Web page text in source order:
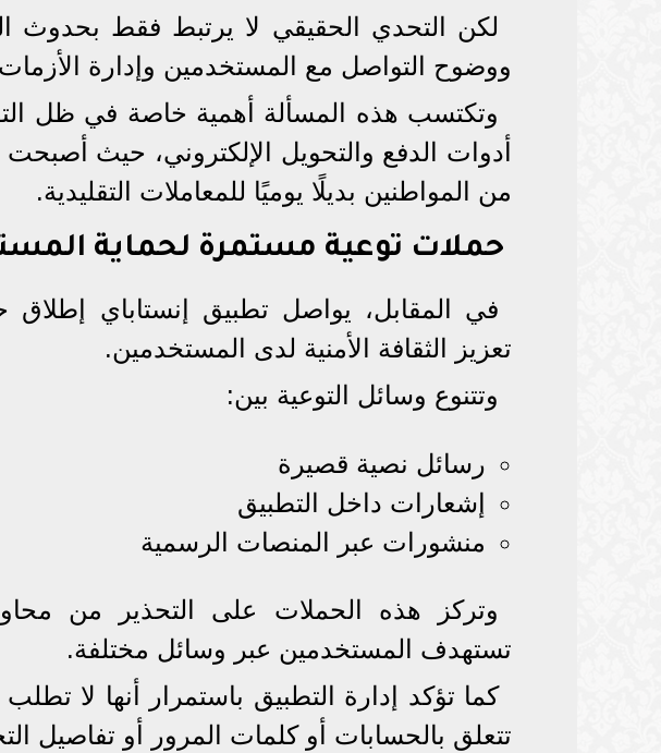
لكن التحدي الحقيقي لا يرتبط فقط بحدوث
ووضوح التواصل مع المستخدمين وإدارة الأزمات
وتكتسب هذه المسألة أهمية خاصة في ظل
أدوات الدفع والتحويل الإلكتروني، حيث أصبحت
من المواطنين بديلًا يوميًا للمعاملات التقليدية.
حملات توعية مستمرة لحماية
في المقابل، يواصل تطبيق إنستاباي
تعزيز الثقافة الأمنية لدى المستخدمين.
وتتنوع وسائل التوعية بين:
رسائل نصية قصيرة
إشعارات داخل التطبيق
منشورات عبر المنصات الرسمية
وتركز هذه الحملات على التحذير من
تستهدف المستخدمين عبر وسائل مختلفة.
كما تؤكد إدارة التطبيق باستمرار أنها لا
تتعلق بالحسابات أو كلمات المرور أو تفاصيل